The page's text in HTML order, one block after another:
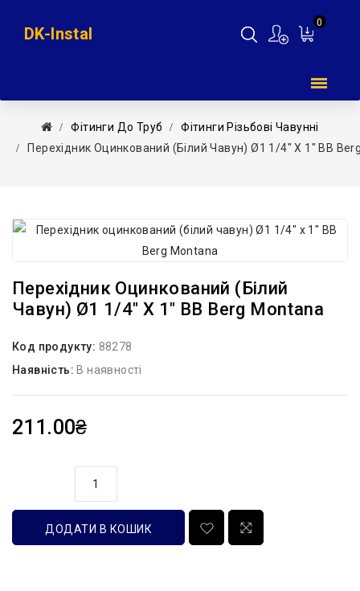
0
DK-Instal
Фітинги До Труб
Фітинги Різьбові Чавунні
Перехідник Оцинкований (білий Чавун) Ø1 1/4″ Х 1″ ВВ
Перехідник Оцинкований (білий
Чавун) Ø1 1/4″ Х 1″ ВВ Berg Montana
Код продукту: 88278
Наявність: В наявності
211.00₴
ДОДАТИ В КОШИК